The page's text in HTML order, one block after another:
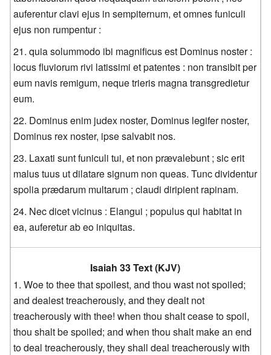
auferentur clavi ejus in sempiternum, et omnes funiculi
ejus non rumpentur :
quia solummodo ibi magnificus est Dominus noster :
locus fluviorum rivi latissimi et patentes : non transibit per
eum navis remigum, neque trieris magna transgredietur
eum.
Dominus enim judex noster, Dominus legifer noster,
Dominus rex noster, ipse salvabit nos.
Laxati sunt funiculi tui, et non prævalebunt ; sic erit
malus tuus ut dilatare signum non queas. Tunc dividentur
spolia prædarum multarum ; claudi diripient rapinam.
Nec dicet vicinus : Elangui ; populus qui habitat in
ea, auferetur ab eo iniquitas.
Isaiah 33 Text (KJV)
Woe to thee that spoilest, and thou wast not spoiled;
and dealest treacherously, and they dealt not
treacherously with thee! when thou shalt cease to spoil,
thou shalt be spoiled; and when thou shalt make an end
to deal treacherously, they shall deal treacherously with